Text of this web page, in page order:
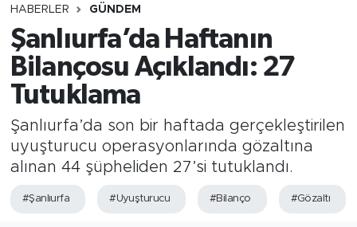
HABERLER GÜNDEM
Şanlıurfa’da Haftanın
Bilançosu Açıklandı: 27
Tutuklama
Şanlıurfa’da son bir haftada gerçekleştirilen
uyuşturucu operasyonlarında gözaltına
alınan 44 şüpheliden 27’si tutuklandı.
#Şanlıurfa #Uyuşturucu #Bilanço #Gözaltı
SAĞLIK
TEKNOLOJİ
OTOMOBİL
Tüm Manşetler
Son Dakika Haberleri
Haber Arşivi